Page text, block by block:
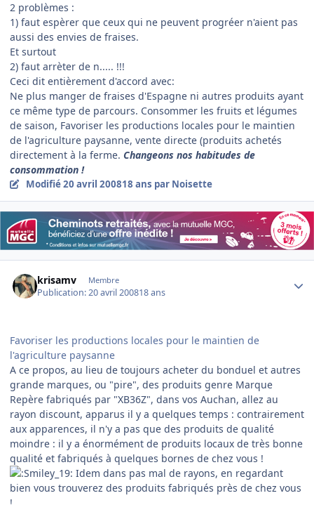
2 problèmes :
1) faut espèrer que ceux qui ne peuvent progréer n'aient pas
aussi des envies de fraises.
Et surtout
2) faut arrèter de n..... !!!
Ceci dit entièrement d'accord avec:
Ne plus manger de fraises d'Espagne ni autres produits ayant
ce même type de parcours. Consommer les fruits et légumes
de saison, Favoriser les productions locales pour le maintien
de l'agriculture paysanne, vente directe (produits achetés
directement à la ferme. Changeons nos habitudes de
consommation !
Modifié20 avril 200818 ans par Noisette
krisamv Membre
Publication:20 avril 200818 ans
Favoriser les productions locales pour le maintien de
l'agriculture paysanne
A ce propos, au lieu de toujours acheter du bonduel et autres
grande marques, ou "pire", des produits genre Marque
Repère fabriqués par "XB36Z", dans vos Auchan, allez au
rayon discount, apparus il y a quelques temps : contrairement
aux apparences, il n'y a pas que des produits de qualité
moindre : il y a énormément de produits locaux de très bonne
qualité et fabriqués à quelques bornes de chez vous !
Idem dans pas mal de rayons, en regardant
bien vous trouverez des produits fabriqués près de chez vous